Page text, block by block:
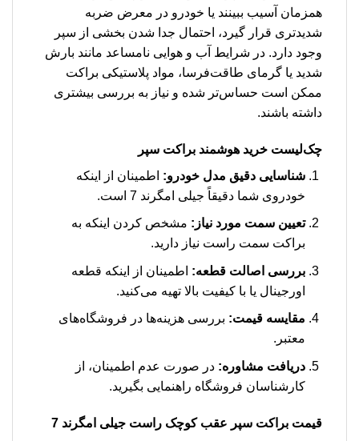
همزمان آسیب ببینند یا خودرو در معرض ضربه
شدیدتری قرار گیرد، احتمال جدا شدن بخشی از سپر
وجود دارد. در شرایط آب و هوایی نامساعد مانند بارش
شدید یا گرمای طاقت‌فرسا، مواد پلاستیکی براکت
ممکن است حساس‌تر شده و نیاز به بررسی بیشتری
داشته باشند.
چک‌لیست خرید هوشمند براکت سپر
شناسایی دقیق مدل خودرو: اطمینان از اینکه
خودروی شما دقیقاً جیلی امگرند 7 است.
تعیین سمت مورد نیاز: مشخص کردن اینکه به
براکت سمت راست نیاز دارید.
بررسی اصالت قطعه: اطمینان از اینکه قطعه
اورجینال یا با کیفیت بالا تهیه می‌کنید.
مقایسه قیمت: بررسی هزینه‌ها در فروشگاه‌های
معتبر.
دریافت مشاوره: در صورت عدم اطمینان، از
کارشناسان فروشگاه راهنمایی بگیرید.
قیمت براکت سپر عقب کوچک راست جیلی امگرند 7